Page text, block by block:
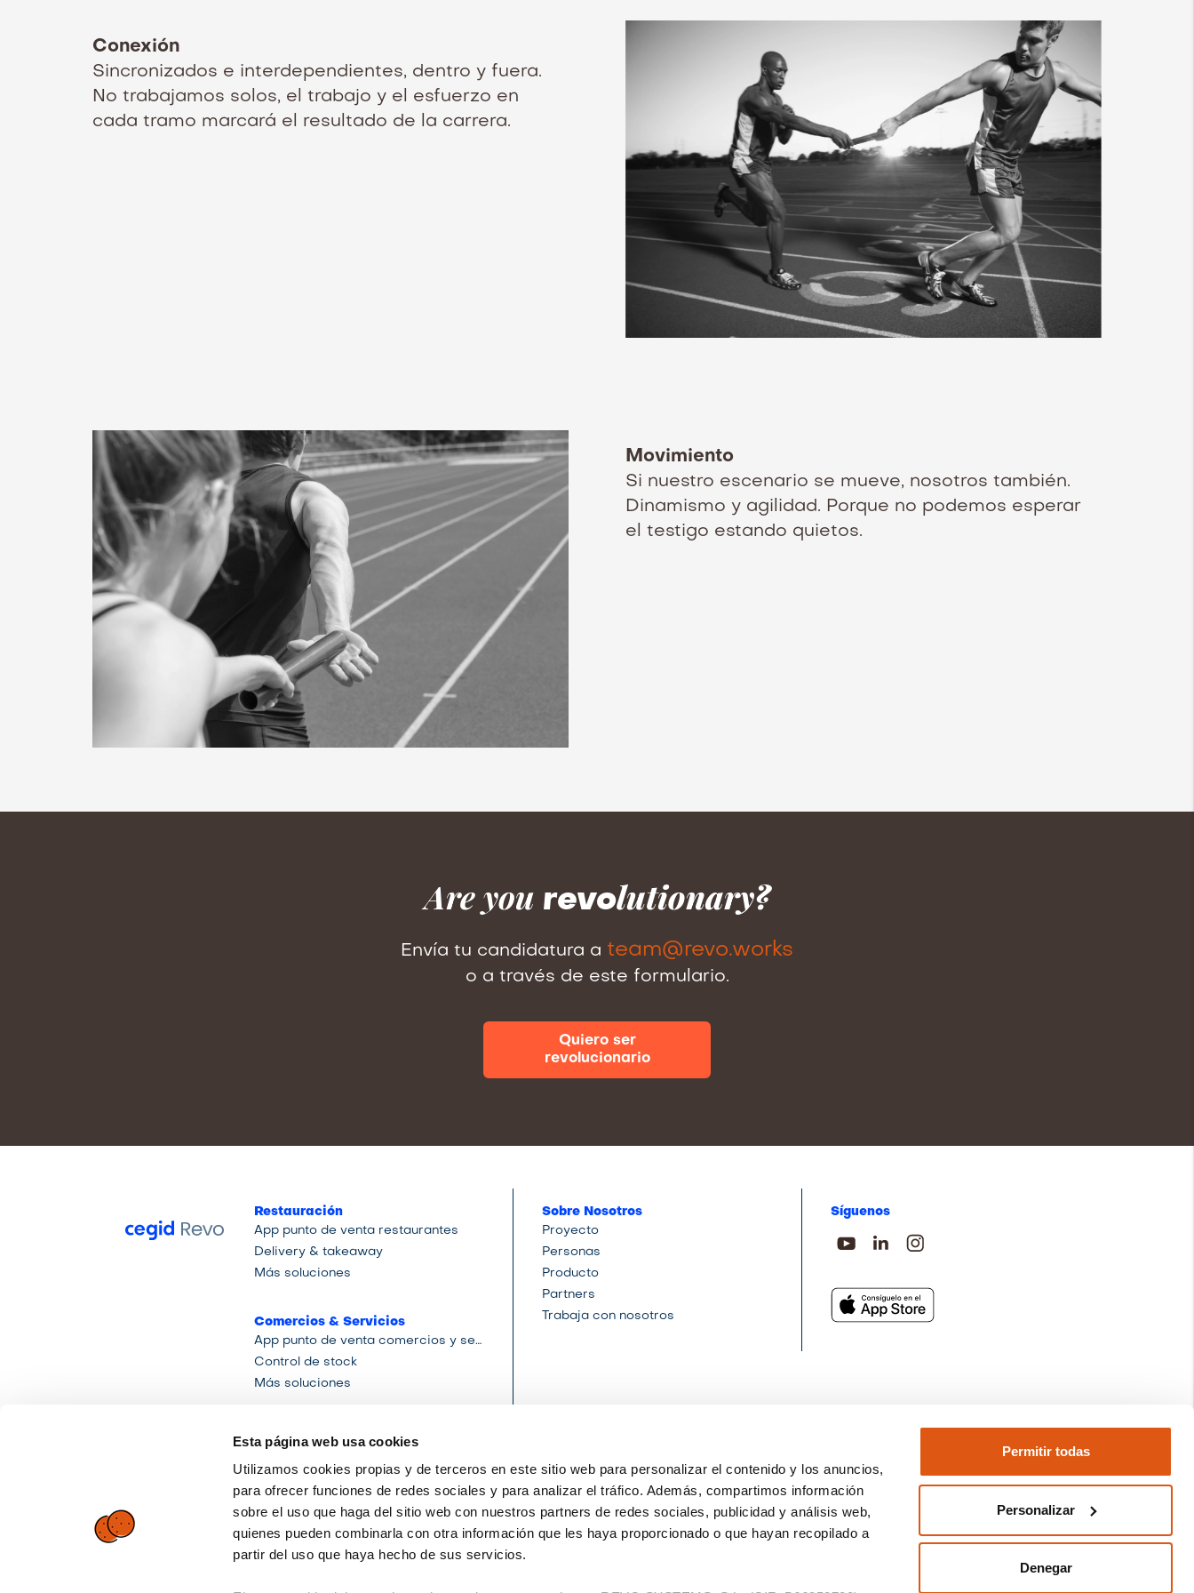
Esta página web usa cookies
Utilizamos cookies propias y de terceros en este sitio web para personalizar el contenido y los anuncios,
para ofrecer funciones de redes sociales y para analizar el tráfico. Además, compartimos información
sobre el uso que haga del sitio web con nuestros partners de redes sociales, publicidad y análisis web,
quienes pueden combinarla con otra información que les haya proporcionado o que hayan recopilado a
partir del uso que haya hecho de sus servicios.
Permitir todas
Personalizar
Denegar
Conexión
Sincronizados e interdependientes, dentro y fuera.
No trabajamos solos, el trabajo y el esfuerzo en
cada tramo marcará el resultado de la carrera.
Movimiento
Si nuestro escenario se mueve, nosotros también.
Dinamismo y agilidad. Porque no podemos esperar
el testigo estando quietos.
Are you revolutionary?
Envía tu candidatura a team@revo.works
o a través de este formulario.
Quiero ser
revolucionario
Restauración
App punto de venta restaurantes
Delivery & takeaway
Más soluciones
Comercios & Servicios
App punto de venta comercios y servicios
Control de stock
Más soluciones
Integraciones actuales
¿Quieres integrarte con Cegid Revo?
Sobre Nosotros
Proyecto
Personas
Producto
Partners
Trabaja con nosotros
revo.hello@cegid.com
Síguenos